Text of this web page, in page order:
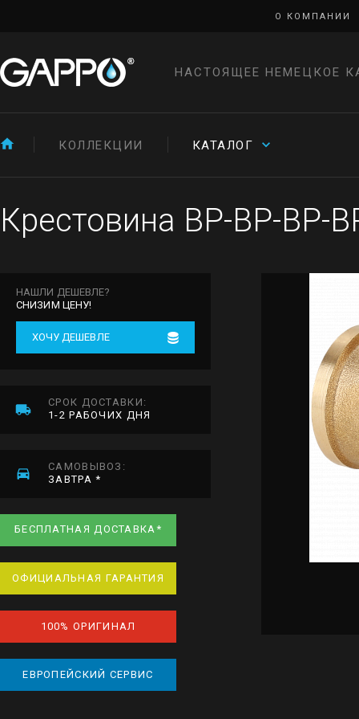
О КОМПАНИИ
НАСТОЯЩЕЕ НЕМЕЦКОЕ
КОЛЛЕКЦИИ КАТАЛОГ
Крестовина ВР-ВР-ВР-
НАШЛИ ДЕШЕВЛЕ?
СНИЗИМ ЦЕНУ!
ХОЧУ ДЕШЕВЛЕ
СРОК ДОСТАВКИ:
1-2 РАБОЧИХ ДНЯ
САМОВЫВОЗ:
ЗАВТРА *
БЕСПЛАТНАЯ ДОСТАВКА*
ОФИЦИАЛЬНАЯ ГАРАНТИЯ
100% ОРИГИНАЛ
ЕВРОПЕЙСКИЙ СЕРВИС